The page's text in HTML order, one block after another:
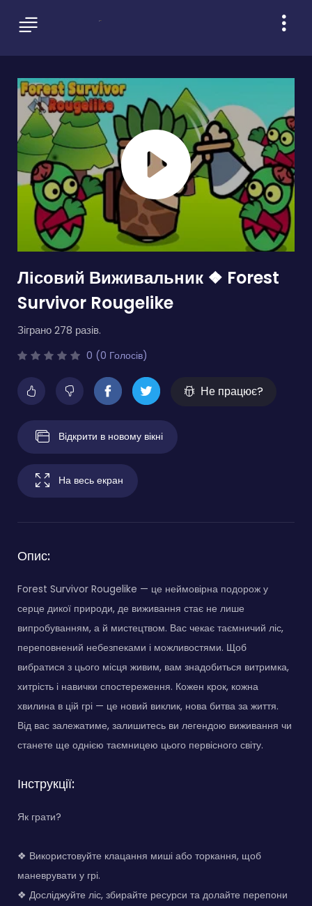
Лісовий Виживальник ❖ Forest
Survivor Rougelike
Зіграно 278 разів.
0 (0 Голосів)
Не працює?
Відкрити в новому вікні
На весь екран
Опис:
Forest Survivor Rougelike — це неймовірна подорож у
серце дикої природи, де виживання стає не лише
випробуванням, а й мистецтвом. Вас чекає таємничий ліс,
переповнений небезпеками і можливостями. Щоб
вибратися з цього місця живим, вам знадобиться витримка,
хитрість і навички спостереження. Кожен крок, кожна
хвилина в цій грі — це новий виклик, нова битва за життя.
Від вас залежатиме, залишитесь ви легендою виживання чи
станете ще однією таємницею цього первісного світу.
Інструкції:
Як грати?
❖ Використовуйте клацання миші або торкання, щоб
маневрувати у грі.
❖ Досліджуйте ліс, збирайте ресурси та долайте перепони